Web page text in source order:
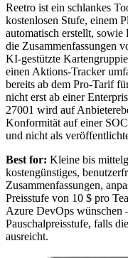
Reetro ist ein schlankes
kostenlosen Stufe, einem
automatisch erstellt,
die Zusammenfassungen
KI-gestützte
einen Aktions-Tracker
bereits ab dem Pro-Tarif
nicht erst ab einer
27001 wird auf
Konformität auf einer
und nicht als
Best for: Kleine bis
kostengünstiges,
Zusammenfassungen,
Preisstufe von 10 $ pro
Azure DevOps wünschen
Pauschalpreisstufe, falls
ausreicht.